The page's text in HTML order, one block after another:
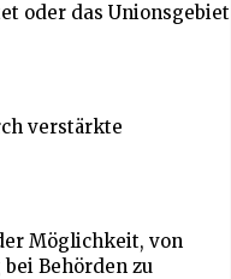
oder das Unionsgebiet
verstärkte
Möglichkeit, von
Behörden zu